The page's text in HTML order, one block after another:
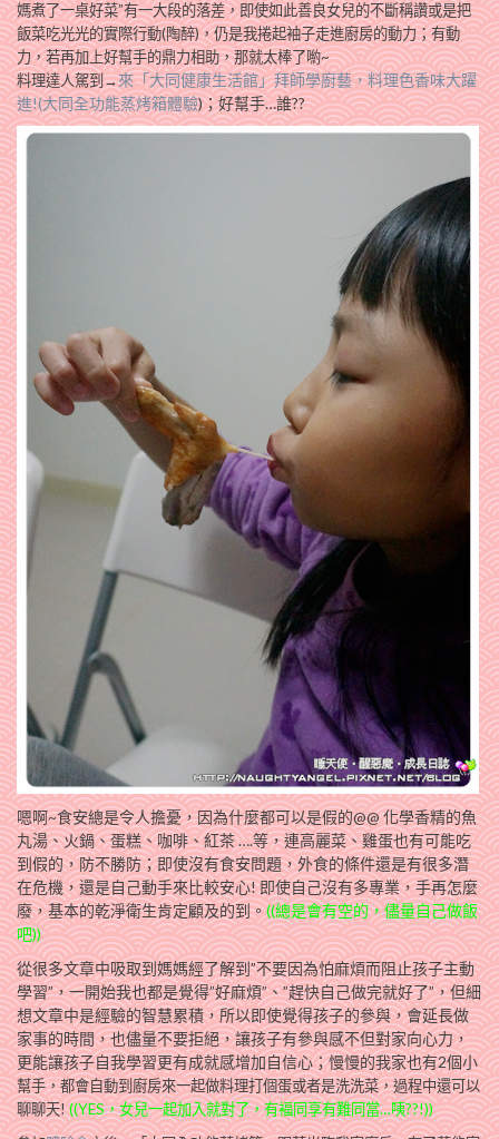
媽煮了一桌好菜”有一大段的落差，即使如此善良女兒的不斷稱讚或是把
飯菜吃光光的實際行動(陶醉)，仍是我捲起袖子走進廚房的動力；有動
力，若再加上好幫手的鼎力相助，那就太棒了喲~
料理達人駕到→來「大同健康生活館」拜師學廚藝，料理色香味大躍
進!(大同全功能蒸烤箱體驗)；好幫手…誰??
嗯啊~食安總是令人擔憂，因為什麼都可以是假的@@ 化學香精的魚
丸湯、火鍋、蛋糕、咖啡、紅茶 ….等，連高麗菜、雞蛋也有可能吃
到假的，防不勝防；即使沒有食安問題，外食的條件還是有很多潛
在危機，還是自己動手來比較安心! 即使自己沒有多專業，手再怎麼
廢，基本的乾淨衛生肯定顧及的到。((總是會有空的，儘量自己做飯
吧))
從很多文章中吸取到媽媽經了解到”不要因為怕麻煩而阻止孩子主動
學習”，一開始我也都是覺得”好麻煩”、”趕快自己做完就好了”，但細
想文章中是經驗的智慧累積，所以即使覺得孩子的參與，會延長做
家事的時間，也儘量不要拒絕，讓孩子有參與感不但對家向心力，
更能讓孩子自我學習更有成就感增加自信心；慢慢的我家也有2個小
幫手，都會自動到廚房來一起做料理打個蛋或者是洗洗菜，過程中還可以
聊聊天!((YES，女兒一起加入就對了，有褔同享有難同當…咦??!))